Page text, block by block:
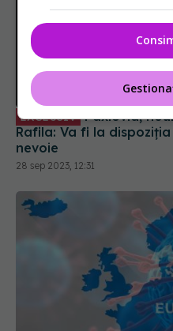
EXCLUSIV Paxlovid, noul antiviral pentru COVID.
Rafila: Va fi la
nevoie
28 sep 2023, 12:31